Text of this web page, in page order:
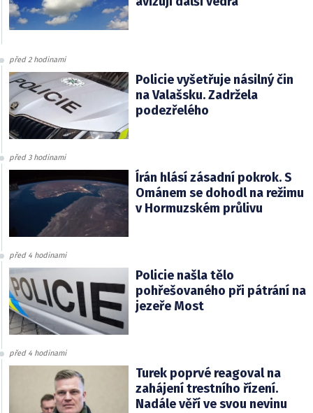
před 2 hodinami
Policie vyšetřuje násilný čin
na Valašsku. Zadržela
podezřelého
před 3 hodinami
Írán hlásí zásadní pokrok. S
Ománem se dohodl na režimu
v Hormuzském průlivu
před 4 hodinami
Policie našla tělo
pohřešovaného při pátrání na
jezeře Most
před 4 hodinami
Turek poprvé reagoval na
zahájení trestního řízení.
Nadále věří ve svou nevinu